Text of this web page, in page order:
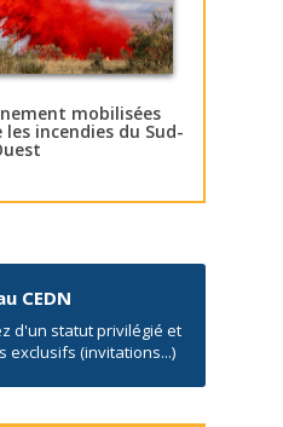
mobilisées
incendies du Sud-
CEDN
d'un statut privilégié et
exclusifs (invitations...)